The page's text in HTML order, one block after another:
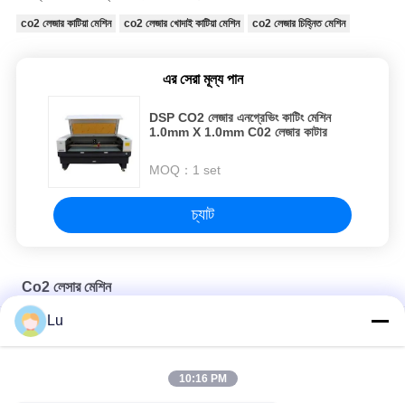
co2 লেজার কাটিয়া মেশিন co2 লেজার খোদাই কাটিয়া মেশিন co2 লেজার চিহ্নিত মেশিন
এর সেরা মূল্য পান
DSP CO2 লেজার এনগ্রেভিং কাটিং মেশিন
1.0mm X 1.0mm C02 লেজার কাটার
MOQ： 1 set
চ্যাট
Co2 লেসার মেশিন
স্মার্ট ৬ হেডস লেজার কাটিং মেশিন (ক্যাপ পিস পাঞ্চিং)
Lu
10:16 PM